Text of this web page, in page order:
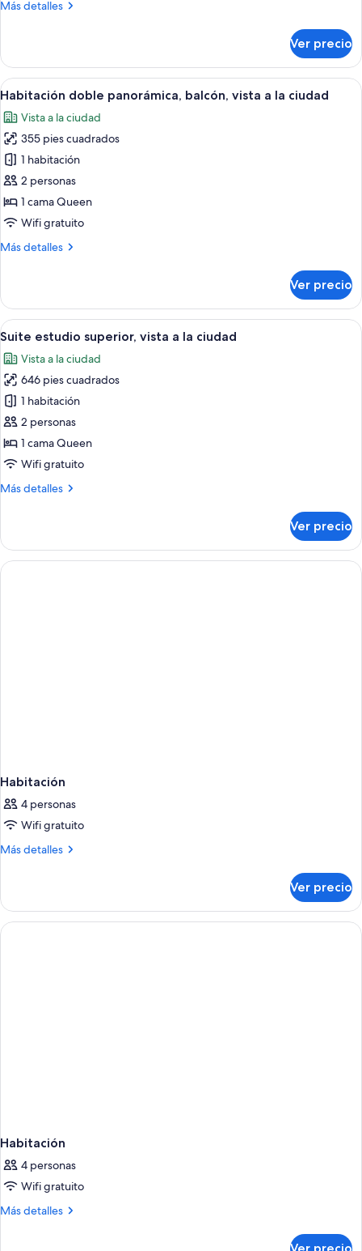
individuales,
a
la
ciudad
Más detalles
Más
clásica
con
2
individuales,
balcón,
vista
la
ciudad
Ver precio
Abrir
todas
las
fotos
de
Habitación
doble
panorámica,
balcón,
vista
ciudad
Habitación de hotel moderna con
14
Habitación doble panorámica, balcón, vista a la ciudad
Vista a la ciudad
355 pies cuadrados
1 habitación
2 personas
1 cama Queen
Wifi gratuito
Más detalles
Más
doble
panorámica,
balcón,
a
la
ciudad
Ver precio
Abrir
todas
las
fotos
de
Suite
estudio
superior,
a
Una habitación de hotel moderna
14
Suite estudio superior, vista a la ciudad
Vista a la ciudad
646 pies cuadrados
1 habitación
2 personas
1 cama Queen
Wifi gratuito
Más detalles
Más
estudio
superior,
vista
Ver precio
Habitación
4 personas
Wifi gratuito
Más detalles
Más
Ver precio
Habitación
4 personas
Wifi gratuito
Más detalles
Más